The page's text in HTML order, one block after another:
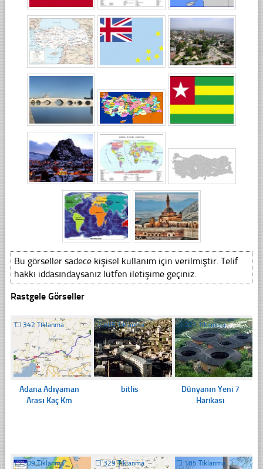
Bu görseller sadece kişisel kullanım için verilmiştir. Telif
hakkı iddasındaysanız lütfen iletişime geçiniz.
Rastgele Görseller
☐ 342 Tıklanma
Adana Adıyaman
Arası Kaç Km
☐405 Tıklanma
bitlis
☐221 Tıklanma
Dünyanın Yeni 7
Harikası
☐209 Tıklanma ☐329 Tıklanma ☐ 185 Tıklanma